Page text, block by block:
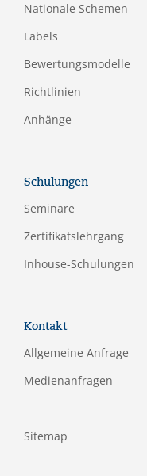
Nationale Schemen
Labels
Bewertungsmodelle
Richtlinien
Anhänge
Schulungen
Seminare
Zertifikatslehrgang
Inhouse-Schulungen
Kontakt
Allgemeine Anfrage
Medienanfragen
Sitemap